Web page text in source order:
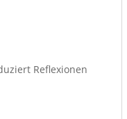
Reflexionen